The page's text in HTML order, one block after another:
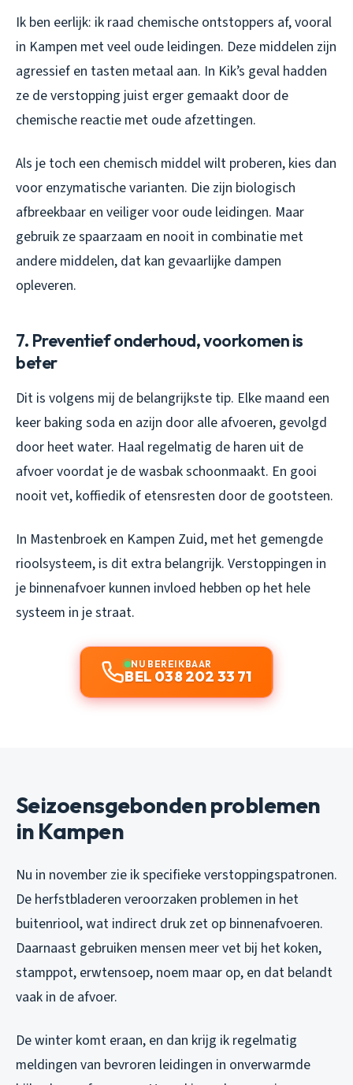
Ik ben eerlijk: ik raad chemische ontstoppers af, vooral
in Kampen met veel oude leidingen. Deze middelen zijn
agressief en tasten metaal aan. In Kik’s geval hadden
ze de verstopping juist erger gemaakt door de
chemische reactie met oude afzettingen.
Als je toch een chemisch middel wilt proberen, kies dan
voor enzymatische varianten. Die zijn biologisch
afbreekbaar en veiliger voor oude leidingen. Maar
gebruik ze spaarzaam en nooit in combinatie met
andere middelen, dat kan gevaarlijke dampen
opleveren.
7. Preventief onderhoud, voorkomen is
beter
Dit is volgens mij de belangrijkste tip. Elke maand een
keer baking soda en azijn door alle afvoeren, gevolgd
door heet water. Haal regelmatig de haren uit de
afvoer voordat je de wasbak schoonmaakt. En gooi
nooit vet, koffiedik of etensresten door de gootsteen.
In Mastenbroek en Kampen Zuid, met het gemengde
rioolsysteem, is dit extra belangrijk. Verstoppingen in
je binnenafvoer kunnen invloed hebben op het hele
systeem in je straat.
NU BEREIKBAAR
BEL 038 202 33 71
Seizoensgebonden problemen
in Kampen
Nu in november zie ik specifieke verstoppingspatronen.
De herfstbladeren veroorzaken problemen in het
buitenriool, wat indirect druk zet op binnenafvoeren.
Daarnaast gebruiken mensen meer vet bij het koken,
stamppot, erwtensoep, noem maar op, en dat belandt
vaak in de afvoer.
De winter komt eraan, en dan krijg ik regelmatig
meldingen van bevroren leidingen in onverwarmde